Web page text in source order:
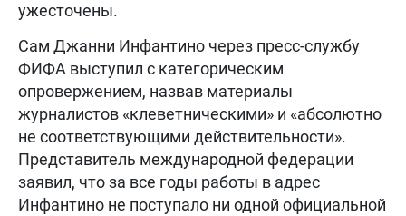
ужесточены.
Сам Джанни Инфантино через пресс-службу
ФИФА выступил с категорическим
опровержением, назвав материалы
журналистов «клеветническими» и «абсолютно
не соответствующими действительности».
Представитель международной федерации
заявил, что за все годы работы в адрес
Инфантино не поступало ни одной официальной